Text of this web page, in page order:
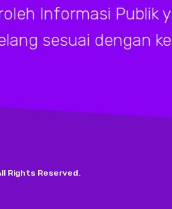
Informasi Publik
sesuai dengan
Rights Reserved.